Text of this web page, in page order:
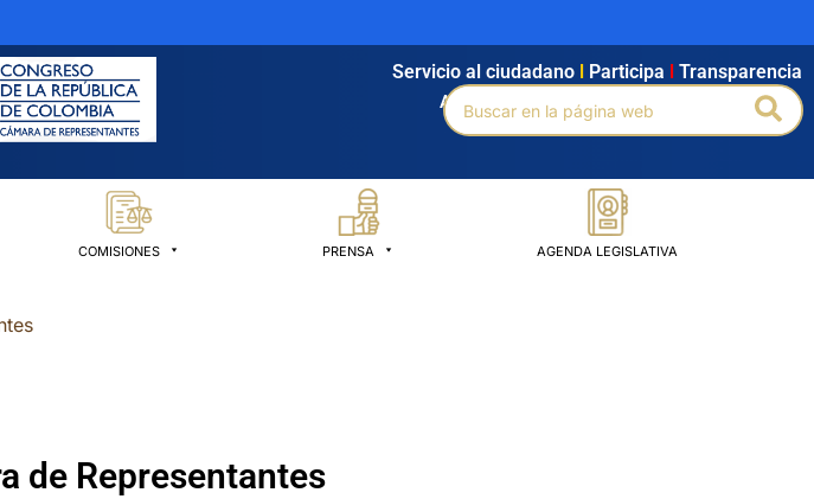
Agendamiento Intranet Búsqueda avanzada
Servicio al ciudadano Participa Transparencia
Buscar
por:
COMISIONES PRENSA AGENDA LEGISLATIVA
de Representantes